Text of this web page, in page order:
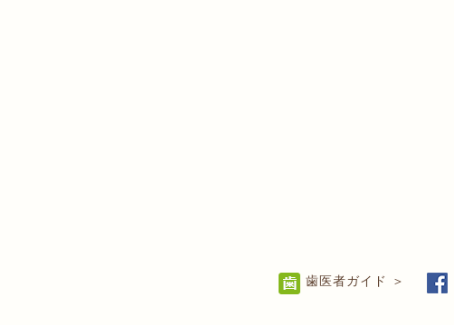
歯医者ガイド ＞